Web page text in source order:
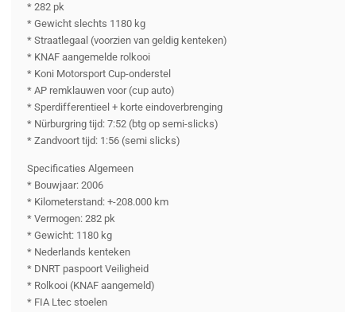
* 282 pk
* Gewicht slechts 1180 kg
* Straatlegaal (voorzien van geldig kenteken)
* KNAF aangemelde rolkooi
* Koni Motorsport Cup-onderstel
* AP remklauwen voor (cup auto)
* Sperdifferentieel + korte eindoverbrenging
* Nürburgring tijd: 7:52 (btg op semi-slicks)
* Zandvoort tijd: 1:56 (semi slicks)
Specificaties Algemeen
* Bouwjaar: 2006
* Kilometerstand: +-208.000 km
* Vermogen: 282 pk
* Gewicht: 1180 kg
* Nederlands kenteken
* DNRT paspoort Veiligheid
* Rolkooi (KNAF aangemeld)
* FIA Ltec stoelen